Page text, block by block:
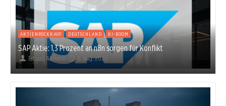
AKTIENRÜCKKAUF DEUTSCHLAND KI-BOOM
SAP Aktie: 1,3 Prozent an n8n sorgen für Konflikt
Eduard Altmann 6. Aug. 2026